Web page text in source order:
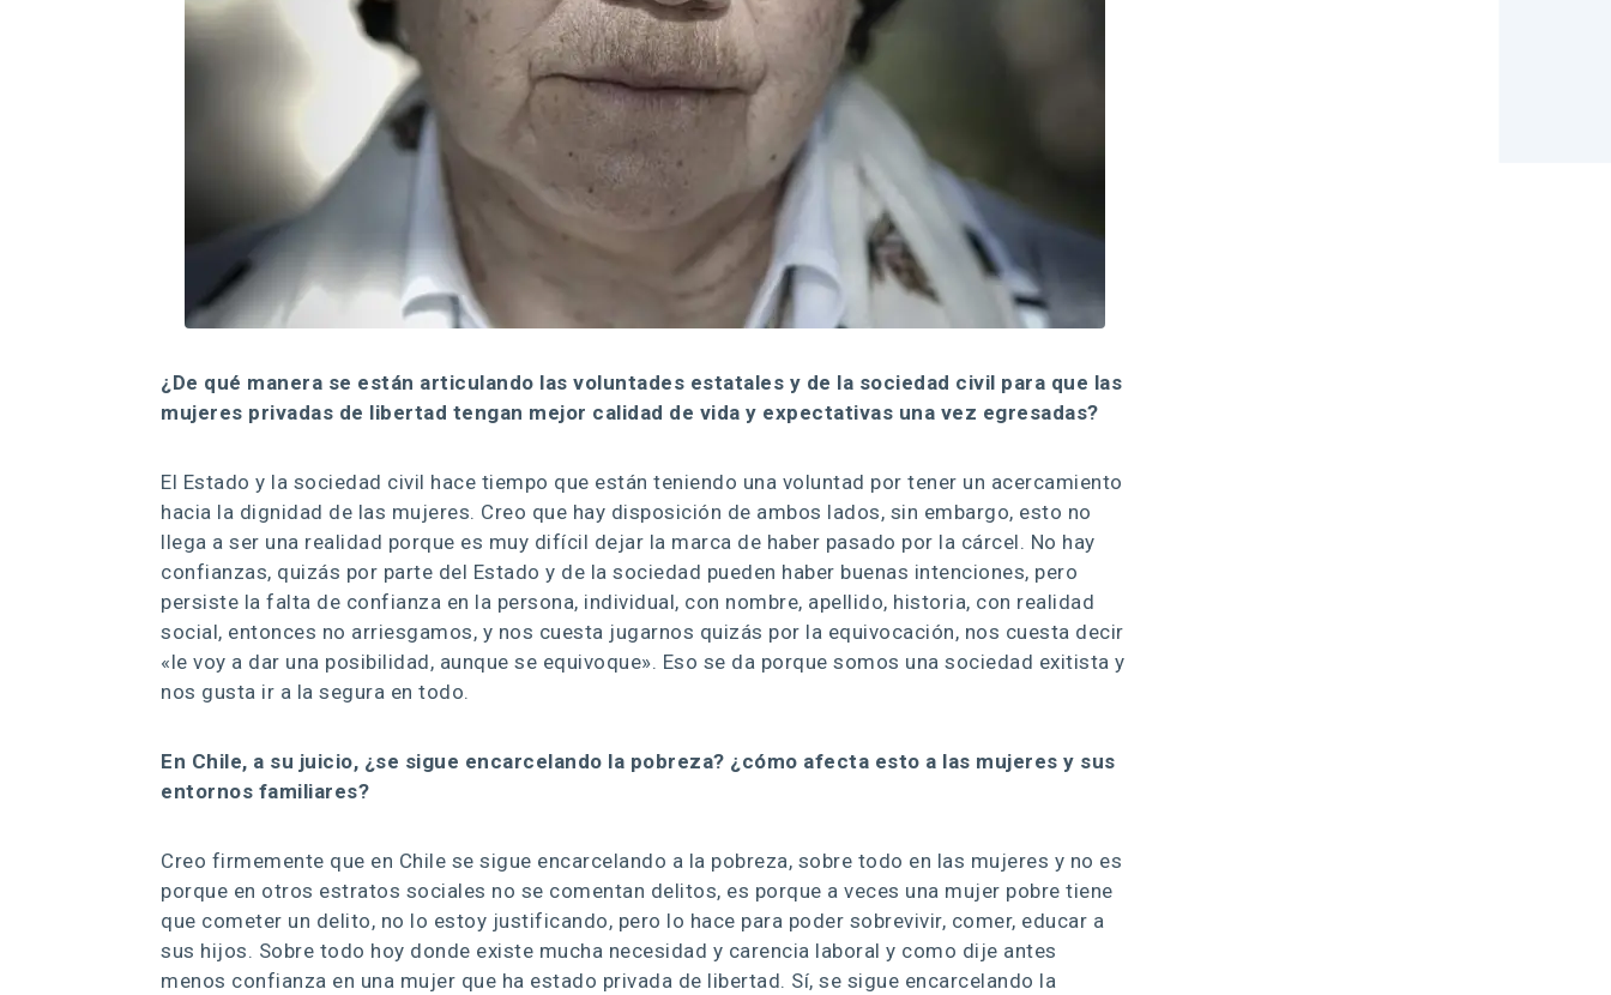
¿De qué manera se están articulando las voluntades estatales y de la sociedad civil para que las
mujeres privadas de libertad tengan mejor calidad de vida y expectativas una vez egresadas?
El Estado y la sociedad civil hace tiempo que están teniendo una voluntad por tener un acercamiento
hacia la dignidad de las mujeres. Creo que hay disposición de ambos lados, sin embargo, esto no
llega a ser una realidad porque es muy difícil dejar la marca de haber pasado por la cárcel. No hay
confianzas, quizás por parte del Estado y de la sociedad pueden haber buenas intenciones, pero
persiste la falta de confianza en la persona, individual, con nombre, apellido, historia, con realidad
social, entonces no arriesgamos, y nos cuesta jugarnos quizás por la equivocación, nos cuesta decir
«le voy a dar una posibilidad, aunque se equivoque». Eso se da porque somos una sociedad exitista y
nos gusta ir a la segura en todo.
En Chile, a su juicio, ¿se sigue encarcelando la pobreza? ¿cómo afecta esto a las mujeres y sus
entornos familiares?
Creo firmemente que en Chile se sigue encarcelando a la pobreza, sobre todo en las mujeres y no es
porque en otros estratos sociales no se comentan delitos, es porque a veces una mujer pobre tiene
que cometer un delito, no lo estoy justificando, pero lo hace para poder sobrevivir, comer, educar a
sus hijos. Sobre todo hoy donde existe mucha necesidad y carencia laboral y como dije antes
menos confianza en una mujer que ha estado privada de libertad. Sí, se sigue encarcelando la